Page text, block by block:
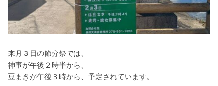
来月３日の節分祭では、
神事が午後２時半から、
豆まきが午後３時から、予定されています。